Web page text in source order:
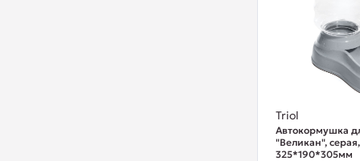
Triol
Автокормушка
"Великан",
325*190*305мм